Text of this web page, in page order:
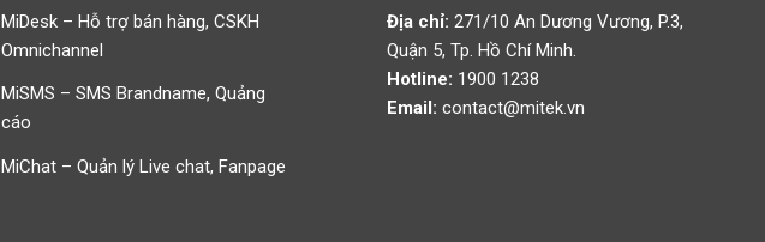
MiDesk – Hỗ trợ bán hàng, CSKH
Omnichannel
MiSMS – SMS Brandname, Quảng
cáo
MiChat – Quản lý Live chat, Fanpage
Địa chỉ: 271/10 An Dương Vương, P.3,
Quận 5, Tp. Hồ Chí Minh.
Hotline: 1900 1238
Email: contact@mitek.vn